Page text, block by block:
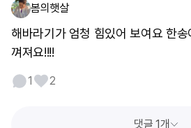
봄의햇살
해바라기가 엄청 힘있어 보여요 한
껴져요!!!!
1 2
댓글 1개